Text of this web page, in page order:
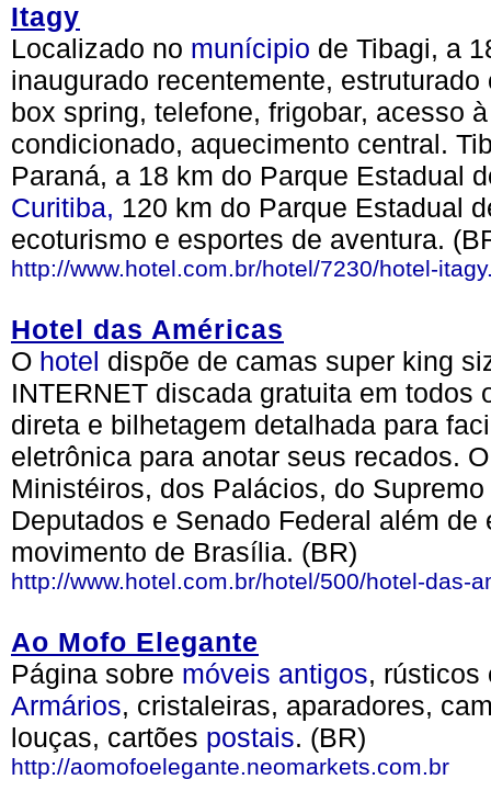
Itagy
Localizado no munícipio de Tibagi, a
inaugurado recentemente,
box spring, telefone, frigobar, acesso
condicionado, aquecimento central.
Paraná, a 18 km do Parque Estadual
Curitiba, 120 km do Parque Estadual
ecoturismo e esportes de aventura.
http://www.hotel.com.br/hotel/7230/hotel-
Hotel das Américas
O hotel dispõe de camas super king
INTERNET discada gratuita em
direta e bilhetagem detalhada para
eletrônica para anotar seus recados.
Ministéiros, dos Palácios, do
Deputados e Senado Federal além
movimento de Brasília. (BR)
http://www.hotel.com.br/hotel/500/hotel-das-
Ao Mofo Elegante
Página sobre móveis antigos,
Armários, cristaleiras, aparadores,
louças, cartões postais. (BR)
http://aomofoelegante.neomarkets.com.br